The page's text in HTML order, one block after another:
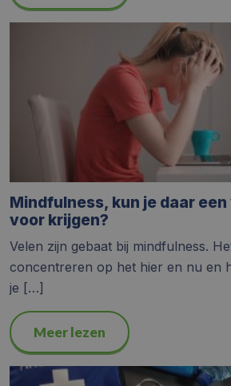
Mindfulness, kun je daar
voor krijgen?
Velen zijn gebaat bij mindfulness.
concentreren op het hier en nu en
je […]
Meer lezen